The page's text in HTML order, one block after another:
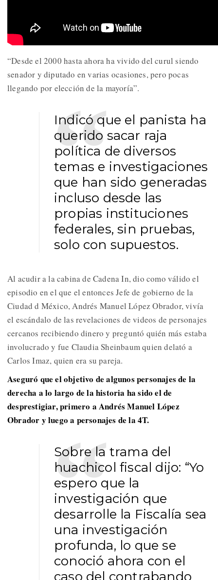
“Desde el 2000 hasta ahora ha vivido del curul siendo
senador y diputado en varias ocasiones, pero pocas
llegando por elección de la mayoría”.
Indicó que el panista ha
querido sacar raja
política de diversos
temas e investigaciones
que han sido generadas
incluso desde las
propias instituciones
federales, sin pruebas,
solo con supuestos.
Al acudir a la cabina de Cadena In, dio como válido el
episodio en el que el entonces Jefe de gobierno de la
Ciudad d México, Andrés Manuel López Obrador, vivía
el escándalo de las revelaciones de videos de personajes
cercanos recibiendo dinero y preguntó quién más estaba
involucrado y fue Claudia Sheinbaum quien delató a
Carlos Imaz, quien era su pareja.
Aseguró que el objetivo de algunos personajes de la
derecha a lo largo de la historia ha sido el de
desprestigiar, primero a Andrés Manuel López
Obrador y luego a personajes de la 4T.
Sobre la trama del
huachicol fiscal dijo: “Yo
espero que la
investigación que
desarrolle la Fiscalía sea
una investigación
profunda, lo que se
conoció ahora con el
caso del contrabando